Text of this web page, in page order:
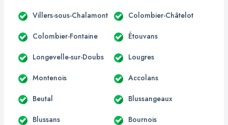
Villers-sous-Chalamont Colombier-Châtelot
Colombier-Fontaine Étouvans
Longevelle-sur-Doubs Lougres
Montenois Accolans
Beutal Blussangeaux
Blussans Bournois